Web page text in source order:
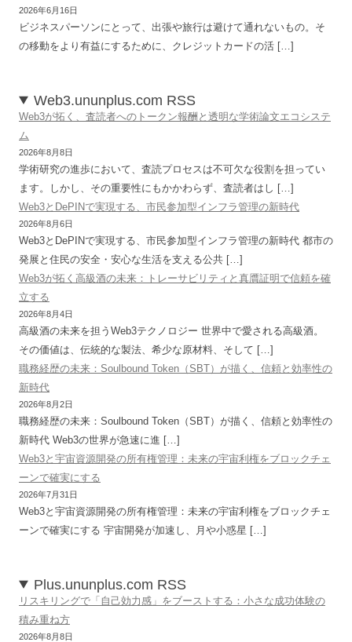
2026年6月16日
ビジネスパーソンにとって、出張や旅行は避けて通れないもの。そ
の移動をより有益にするために、クレジットカードの活 […]
Web3.ununplus.com RSS
Web3が拓く、査読者へのトークン報酬と透明な学術論文エコシステ
ム
2026年8月8日
学術研究の進歩において、査読プロセスは不可欠な役割を担ってい
ます。しかし、その重要性にもかかわらず、査読者はし […]
Web3とDePINで実現する、市民参加型インフラ管理の新時代
2026年8月6日
Web3とDePINで実現する、市民参加型インフラ管理の新時代 都市の
発展と住民の安全・安心な生活を支える公共 […]
Web3が拓く高級酒の未来：トレーサビリティと真贋証明で信頼を確
立する
2026年8月4日
高級酒の未来を担うWeb3テクノロジー 世界中で愛される高級酒。
その価値は、伝統的な製法、希少な原材料、そして […]
職務経歴の未来：Soulbound Token（SBT）が描く、信頼と効率性の
新時代
2026年8月2日
職務経歴の未来：Soulbound Token（SBT）が描く、信頼と効率性の
新時代 Web3の世界が急速に進 […]
Web3と宇宙資源開発の所有権管理：未来の宇宙利権をブロックチェ
ーンで確実にする
2026年7月31日
Web3と宇宙資源開発の所有権管理：未来の宇宙利権をブロックチェ
ーンで確実にする 宇宙開発が加速し、月や小惑星 […]
Plus.ununplus.com RSS
リスキリングで「自己効力感」をブーストする：小さな成功体験の
積み重ね方
2026年8月8日